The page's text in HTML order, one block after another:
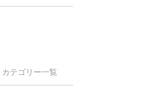
カテゴリー一覧